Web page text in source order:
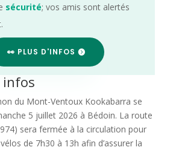
sécurité; vos amis sont alertés
👀 PLUS D'INFOS
infos
du Mont-Ventoux Kookabarra se
5 juillet 2026 à Bédoin. La route
sera fermée à la circulation pour
de 7h30 à 13h afin d’assurer la